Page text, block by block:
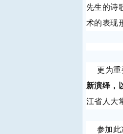
先生的诗
术的表现
更为重
新演绎，
江省人大
参加此